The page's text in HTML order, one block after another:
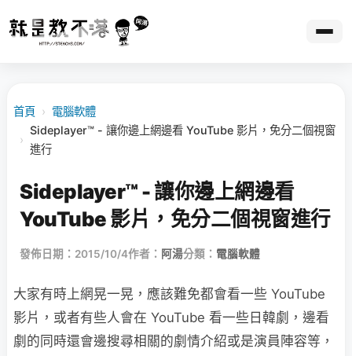
首頁 › 電腦軟體
›
Sideplayer™ - 讓你邊上網邊看 YouTube 影片，免分二個視窗
進行
Sideplayer™ - 讓你邊上網邊看
YouTube 影片，免分二個視窗進行
發佈日期：2015/10/4作者： 阿湯分類： 電腦軟體
大家有時上網晃一晃，應該難免都會看一些 YouTube
影片，或者有些人會在 YouTube 看一些日韓劇，邊看
劇的同時還會邊搜尋相關的劇情介紹或是演員陣容等，